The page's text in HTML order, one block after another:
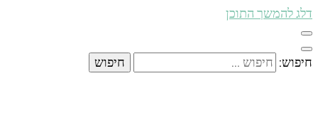
דלג להמשך התוכן
חיפוש: